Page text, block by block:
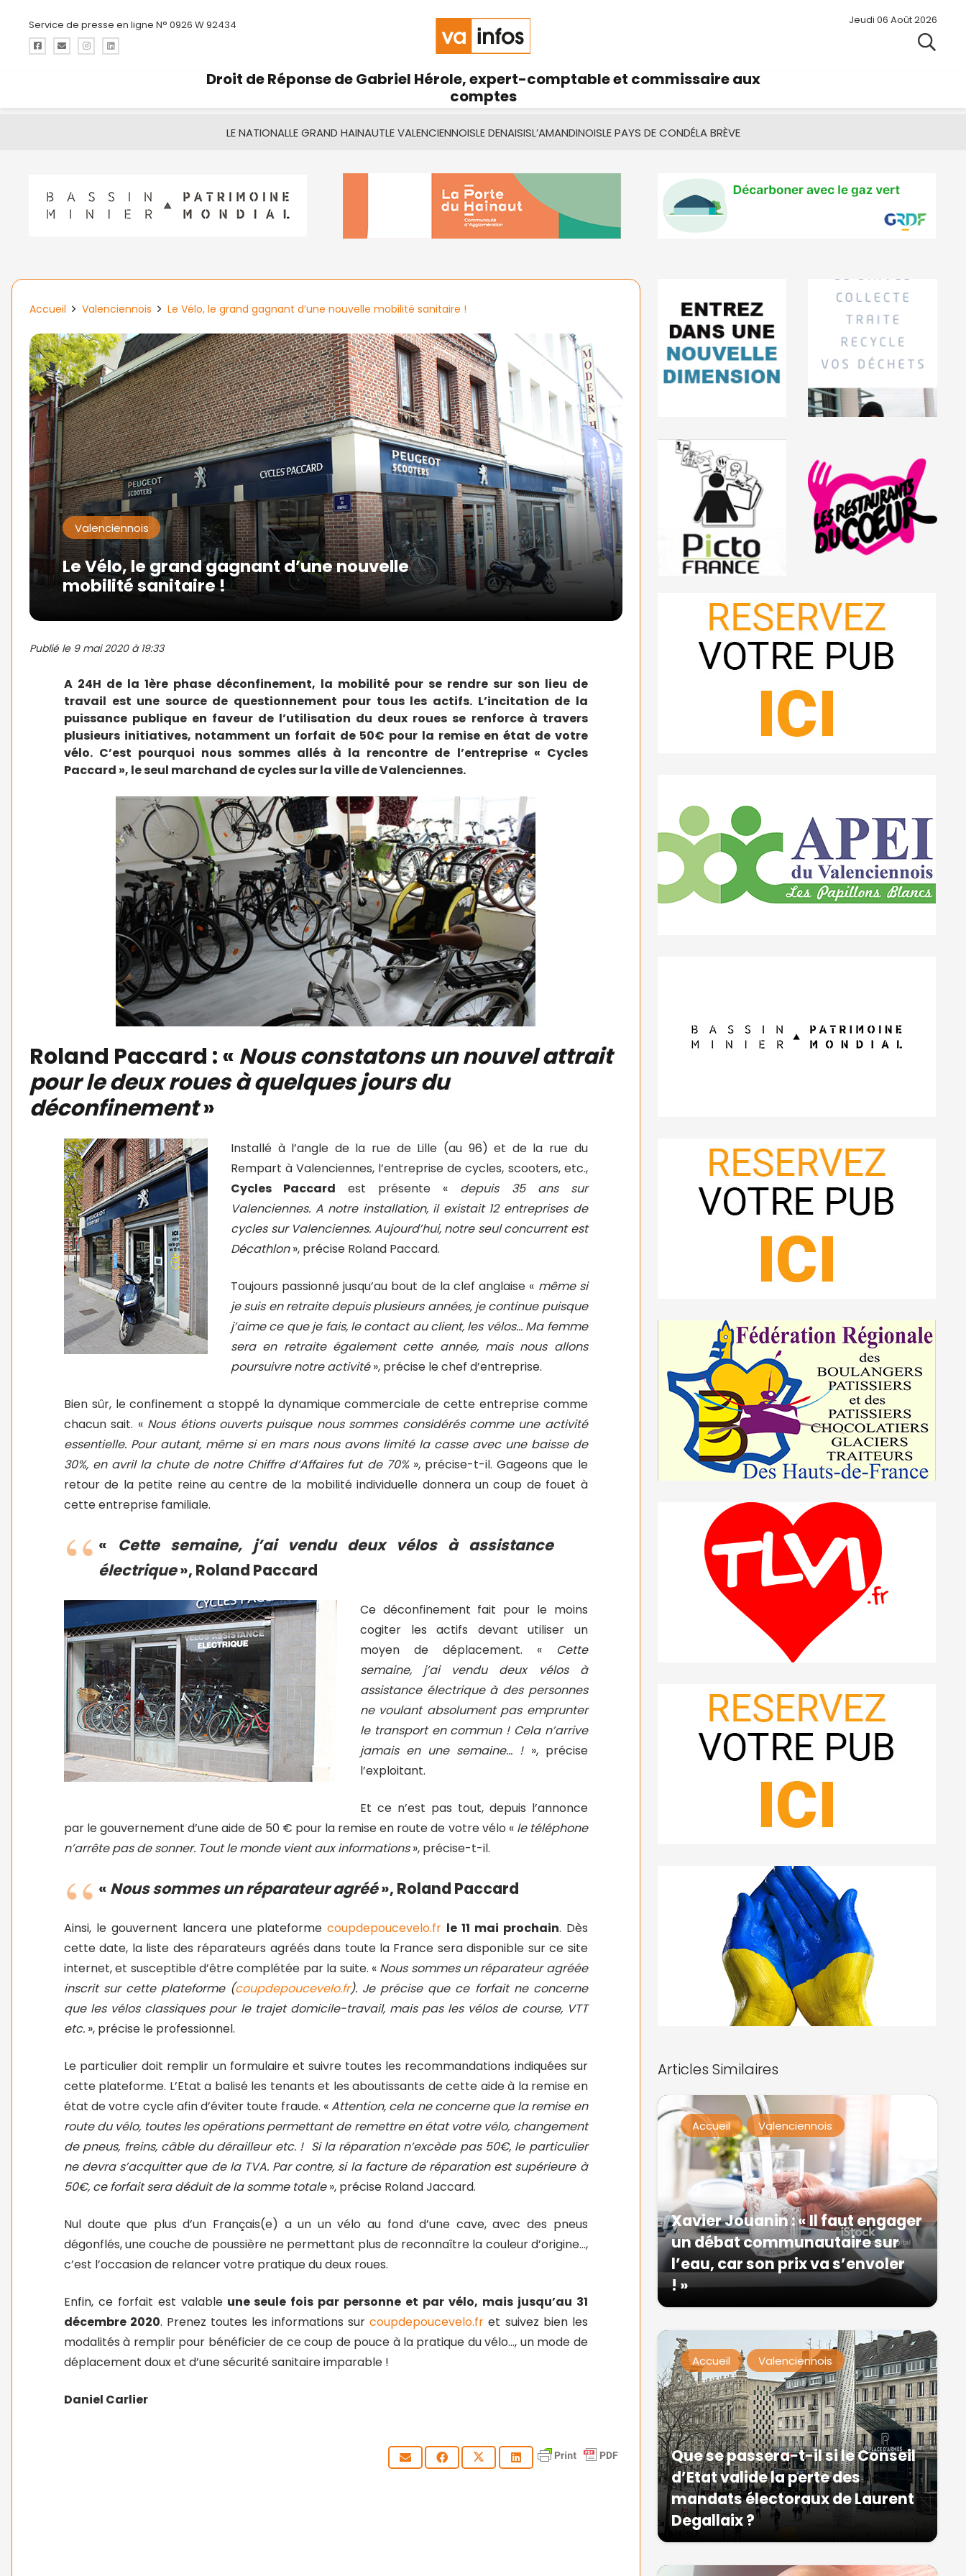
Service de presse en ligne N° 0926 W 92434 Jeudi 06 Août 2026
Droit de Réponse de Gabriel Hérole, expert-comptable et commissaire aux
comptes
LE NATIONALLE GRAND HAINAUTLE VALENCIENNOISLE DENAISISL’AMANDINOISLE PAYS DE CONDÉLA BRÈVE
Accueil Valenciennois Le Vélo, le grand gagnant d’une nouvelle mobilité sanitaire !
Valenciennois
Le Vélo, le grand gagnant d’une nouvelle
mobilité sanitaire !
Publié le 9 mai 2020 à 19:33
A 24H de la 1ère phase déconfinement, la mobilité pour se rendre sur son lieu de
travail est une source de questionnement pour tous les actifs. L’incitation de la
puissance publique en faveur de l’utilisation du deux roues se renforce à travers
plusieurs initiatives, notamment un forfait de 50€ pour la remise en état de votre
vélo. C’est pourquoi nous sommes allés à la rencontre de l’entreprise « Cycles
Paccard », le seul marchand de cycles sur la ville de Valenciennes.
Roland Paccard : « Nous constatons un nouvel attrait
pour le deux roues à quelques jours du
déconfinement»
Installé à l’angle de la rue de Lille (au 96) et de la rue du
Rempart à Valenciennes, l’entreprise de cycles, scooters, etc.,
Cycles Paccard est présente « depuis 35 ans sur
Valenciennes. A notre installation, il existait 12 entreprises de
cycles sur Valenciennes. Aujourd’hui, notre seul concurrent est
Décathlon», précise Roland Paccard.
Toujours passionné jusqu’au bout de la clef anglaise « même si
je suis en retraite depuis plusieurs années, je continue puisque
j’aime ce que je fais, le contact au client, les vélos… Ma femme
sera en retraite également cette année, mais nous allons
poursuivre notre activité», précise le chef d’entreprise.
Bien sûr, le confinement a stoppé la dynamique commerciale de cette entreprise comme
chacun sait. « Nous étions ouverts puisque nous sommes considérés comme une activité
essentielle. Pour autant, même si en mars nous avons limité la casse avec une baisse de
30%, en avril la chute de notre Chiffre d’Affaires fut de 70%», précise-t-il. Gageons que le
retour de la petite reine au centre de la mobilité individuelle donnera un coup de fouet à
cette entreprise familiale.
« Cette semaine, j’ai vendu deux vélos à assistance
électrique», Roland Paccard
Ce déconfinement fait pour le moins
cogiter les actifs devant utiliser un
moyen de déplacement. «
Cette
semaine, j’ai vendu deux vélos à
assistance électrique à des personnes
ne voulant absolument pas emprunter
le transport en commun ! Cela n’arrive
jamais en une semaine… !», précise
l’exploitant.
Et ce n’est pas tout, depuis l’annonce
par le gouvernement d’une aide de 50 € pour la remise en route de votre vélo « le téléphone
n’arrête pas de sonner. Tout le monde vient aux informations», précise-t-il.
« Nous sommes un réparateur agréé», Roland Paccard
Ainsi, le gouvernent lancera une plateformecoupdepoucevelo.fr le 11 mai prochain. Dès
cette date, la liste des réparateurs agréés dans toute la France sera disponible sur ce site
internet, et susceptible d’être complétée par la suite. « Nous sommes un réparateur agréée
inscrit sur cette plateforme (coupdepoucevelo.fr). Je précise que ce forfait ne concerne
que les vélos classiques pour le trajet domicile-travail, mais pas les vélos de course, VTT
etc. », précise le professionnel.
Le particulier doit remplir un formulaire et suivre toutes les recommandations indiquées sur
cette plateforme. L’Etat a balisé les tenants et les aboutissants de cette aide à la remise en
état de votre cycle afin d’éviter toute fraude. «Attention, cela ne concerne que la remise en
route du vélo, toutes les opérations permettant de remettre en état votre vélo, changement
de pneus, freins, câble du dérailleur etc. ! Si la réparation n’excède pas 50€, le particulier
ne devra s’acquitter que de la TVA. Par contre, si la facture de réparation est supérieure à
50€, ce forfait sera déduit de la somme totale», précise Roland Jaccard.
Nul doute que plus d’un Français(e) a un un vélo au fond d’une cave, avec des pneus
dégonflés, une couche de poussière ne permettant plus de reconnaître la couleur d’origine…,
c’est l’occasion de relancer votre pratique du deux roues.
Enfin, ce forfait est valableune seule fois par personne et par vélo, mais jusqu’au 31
décembre 2020. Prenez toutes les informations sur coupdepoucevelo.fr et suivez bien les
modalités à remplir pour bénéficier de ce coup de pouce à la pratique du vélo…, un mode de
déplacement doux et d’une sécurité sanitaire imparable !
Daniel Carlier
Articles Similaires
Accueil Valenciennois
Xavier Jouanin : « Il faut engager
un débat communautaire sur
l’eau, car son prix va s’envoler
! »
Accueil Valenciennois
Que se passera-t-il si le Conseil
d’Etat valide la perte des
mandats électoraux de Laurent
Degallaix ?